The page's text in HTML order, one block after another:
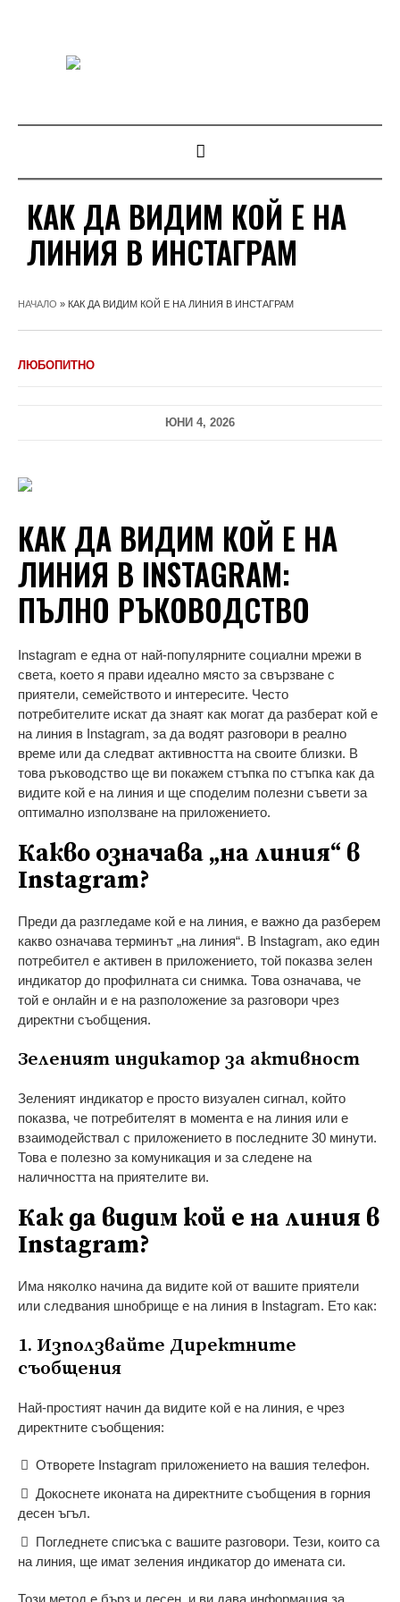
КАК ДА ВИДИМ КОЙ Е НА
ЛИНИЯ В ИНСТАГРАМ
НАЧАЛО » КАК ДА ВИДИМ КОЙ Е НА ЛИНИЯ В ИНСТАГРАМ
ЛЮБОПИТНО
ЮНИ 4, 2026
КАК ДА ВИДИМ КОЙ Е НА
ЛИНИЯ В INSTAGRAM:
ПЪЛНО РЪКОВОДСТВО
Instagram е една от най-популярните социални мрежи в
света, което я прави идеално място за свързване с
приятели, семейството и интересите. Често
потребителите искат да знаят как могат да разберат кой е
на линия в Instagram, за да водят разговори в реално
време или да следват активността на своите близки. В
това ръководство ще ви покажем стъпка по стъпка как да
видите кой е на линия и ще споделим полезни съвети за
оптимално използване на приложението.
Какво означава „на линия“ в
Instagram?
Преди да разгледаме кой е на линия, е важно да разберем
какво означава терминът „на линия“. В Instagram, ако един
потребител е активен в приложението, той показва зелен
индикатор до профилната си снимка. Това означава, че
той е онлайн и е на разположение за разговори чрез
директни съобщения.
Зеленият индикатор за активност
Зеленият индикатор е просто визуален сигнал, който
показва, че потребителят в момента е на линия или е
взаимодействал с приложението в последните 30 минути.
Това е полезно за комуникация и за следене на
наличността на приятелите ви.
Как да видим кой е на линия в
Instagram?
Има няколко начина да видите кой от вашите приятели
или следвания шнобрище е на линия в Instagram. Ето как:
1. Използвайте Директните
съобщения
Най-простият начин да видите кой е на линия, е чрез
директните съобщения:
Отворете Instagram приложението на вашия телефон.
Докоснете иконата на директните съобщения в горния
десен ъгъл.
Погледнете списъка с вашите разговори. Тези, които са
на линия, ще имат зеления индикатор до имената си.
Този метод е бърз и лесен, и ви дава информация за